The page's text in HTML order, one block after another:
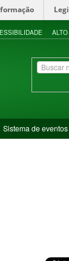
Sistema de eventos